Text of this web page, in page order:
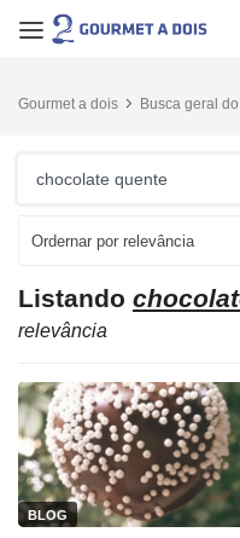
Gourmet a dois Busca geral
Listando
relevância
BLOG